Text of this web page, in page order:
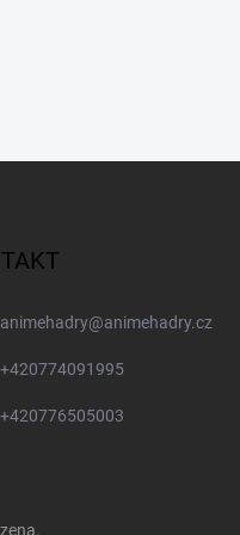
animehadry@animehadry.cz
+420774091995
+420776505003